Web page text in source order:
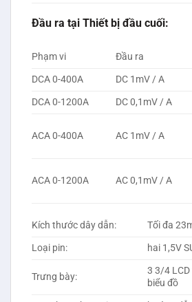
Đầu ra tại Thiết bị đầu cuối:
Phạm vi Đầu ra
DCA 0-400A
DC 1mV / A
DCA 0-1200A
DC 0,1mV / A
ACA 0-400A AC 1mV / A
ACA 0-1200A AC 0,1mV / A
Kích thước dây dẫn:
Tối đa
Loại pin:
hai 1,5V
Trưng bày:
3 3/4
biểu đồ